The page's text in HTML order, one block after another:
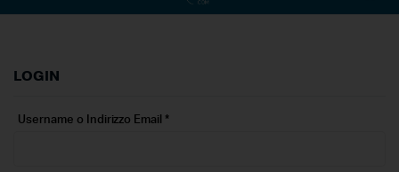
LOGIN
Username o Indirizzo Email *